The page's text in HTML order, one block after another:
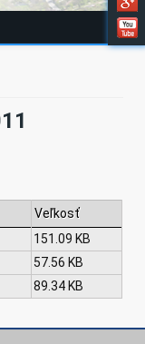
Veľkosť
151.09 KB
57.56 KB
89.34 KB